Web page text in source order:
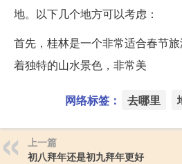
地。以下几个地方可以考虑：
首先，桂林是一个非常适合春节
着独特的山水景色，非常美
网络标签： 去哪里
上一篇
初八拜年还是初九拜年更好